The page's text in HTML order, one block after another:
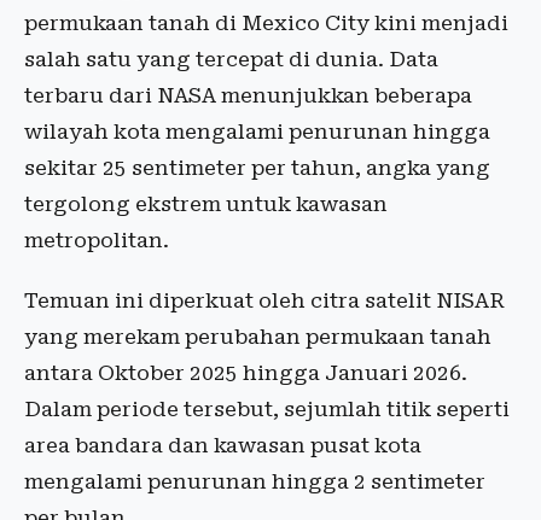
permukaan tanah di Mexico City kini menjadi
salah satu yang tercepat di dunia. Data
terbaru dari NASA menunjukkan beberapa
wilayah kota mengalami penurunan hingga
sekitar 25 sentimeter per tahun, angka yang
tergolong ekstrem untuk kawasan
metropolitan.
Temuan ini diperkuat oleh citra satelit NISAR
yang merekam perubahan permukaan tanah
antara Oktober 2025 hingga Januari 2026.
Dalam periode tersebut, sejumlah titik seperti
area bandara dan kawasan pusat kota
mengalami penurunan hingga 2 sentimeter